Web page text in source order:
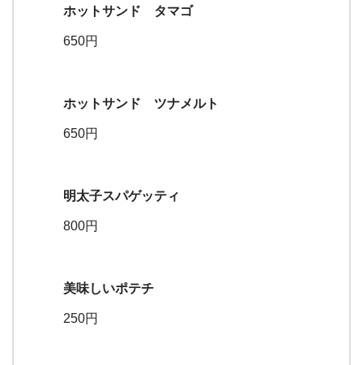
ホットサンド タマゴ
650円
ホットサンド ツナメルト
650円
明太子スパゲッティ
800円
美味しいポテチ
250円